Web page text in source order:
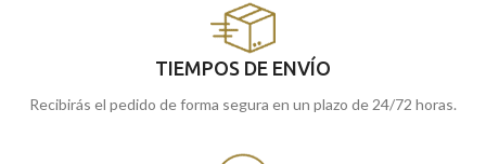
TIEMPOS DE ENVÍO
Recibirás el pedido de forma segura en un plazo de 24/72 horas.